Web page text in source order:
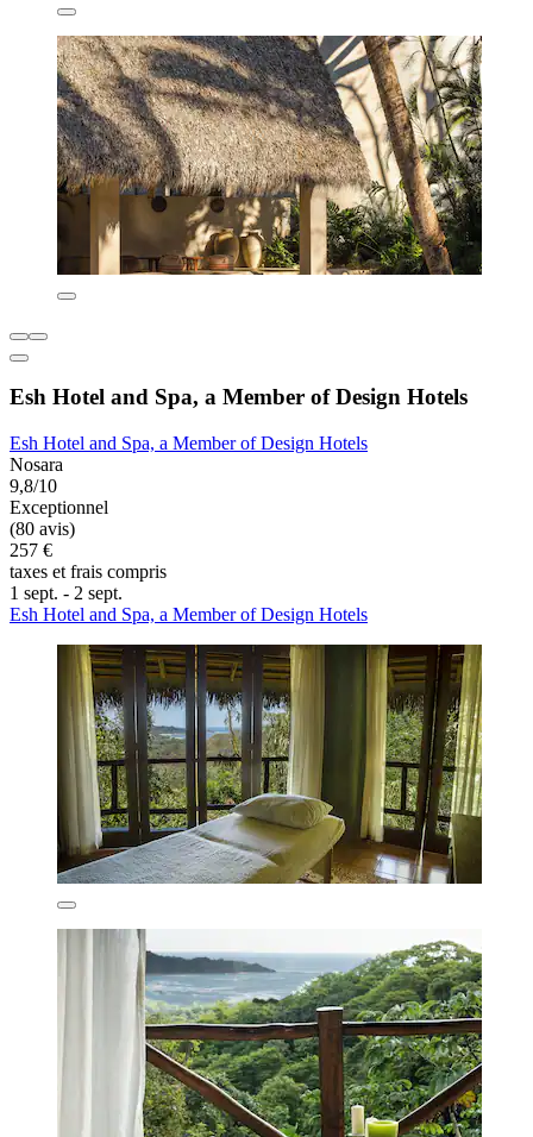
Esh Hotel and Spa, a Member of Design Hotels
Esh Hotel and Spa, a Member of Design Hotels
Nosara
9,8/10
Exceptionnel
(80 avis)
257 €
taxes et frais compris
1 sept. - 2 sept.
Esh Hotel and Spa, a Member of Design Hotels